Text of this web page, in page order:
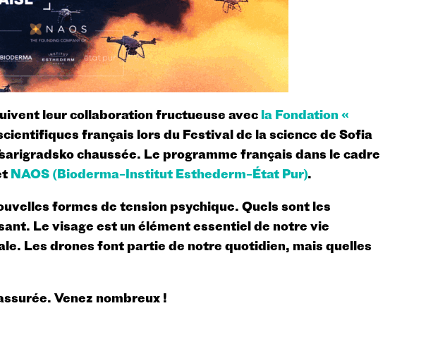
leur collaboration fructueuse avec la Fondation «
français lors du Festival de la science de Sofia
chaussée. Le programme français dans le cadre
NAOS (Bioderma–Institut Esthederm–État Pur).
formes de tension psychique. Quels sont les
Le visage est un élément essentiel de notre vie
Les drones font partie de notre quotidien, mais quelles
Venez nombreux !